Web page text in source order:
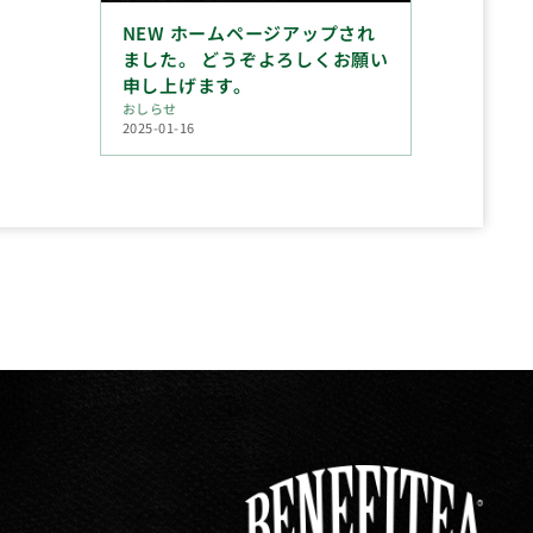
NEW ホームページアップされ
ました。 どうぞよろしくお願い
申し上げます。
おしらせ
2025-01-16